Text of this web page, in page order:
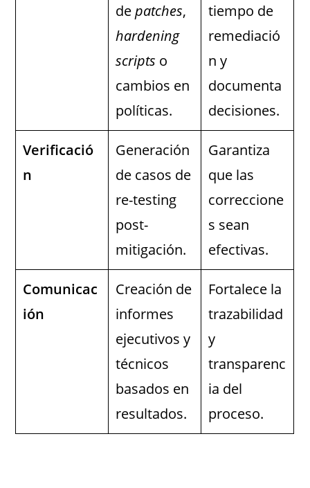
depatches,
hardening
scripts o
cambios en
políticas.
tiempo de
remediació
n y
documenta
decisiones.
Verificació
n
Generación
de casos de
re-testing
post-
mitigación.
Garantiza
que las
correccione
s sean
efectivas.
Comunicac
ión
Creación de
informes
ejecutivos y
técnicos
basados en
resultados.
Fortalece la
trazabilidad
y
transparenc
ia del
proceso.